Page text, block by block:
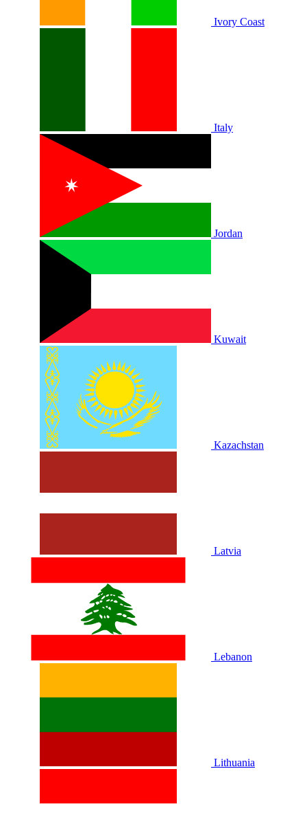
Ivory Coast
Italy
Jordan
Kuwait
Kazachstan
Latvia
Lebanon
Lithuania